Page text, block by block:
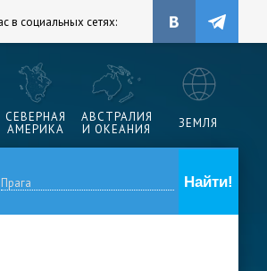
в социальных сетях:
СЕВЕРНАЯ
АМЕРИКА
АВСТРАЛИЯ
И ОКЕАНИЯ
ЗЕМЛЯ